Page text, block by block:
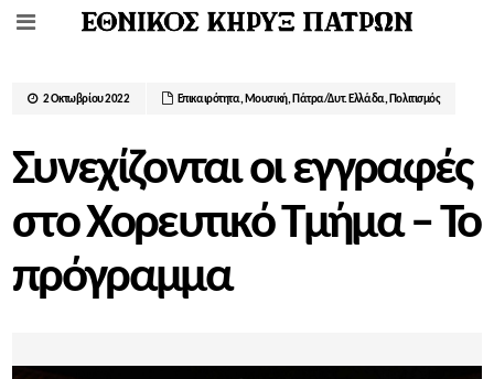
2 Οκτωβρίου 2022 Επικαιρότητα, Μουσική, Πάτρα/Δυτ. Ελλάδα, Πολιτισμός
Συνεχίζονται οι εγγραφές
στο Χορευτικό Τμήμα – Το
πρόγραμμα